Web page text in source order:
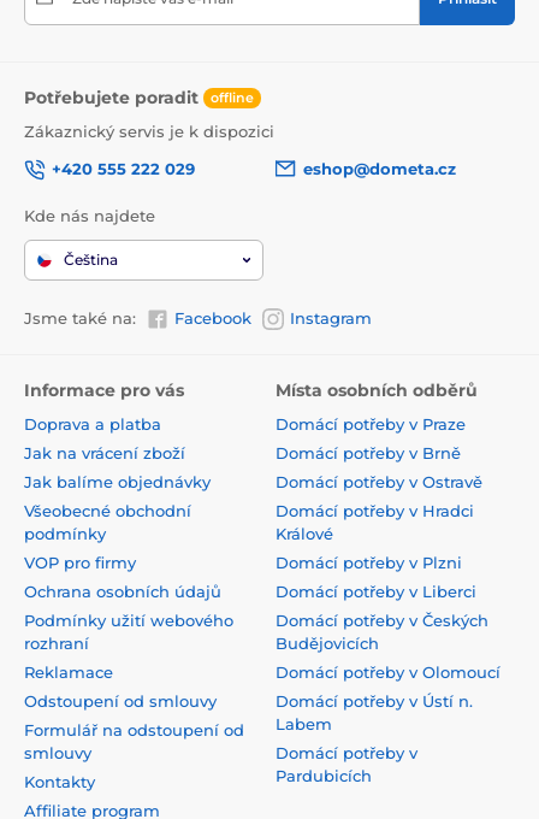
Potřebujete poradit offline
Zákaznický servis je k dispozici
+420 555 222 029
eshop@dometa.cz
Kde nás najdete
Čeština
Jsme také na: Facebook Instagram
Informace pro vás
Doprava a platba
Jak na vrácení zboží
Jak balíme objednávky
Všeobecné obchodní
podmínky
VOP pro firmy
Ochrana osobních údajů
Podmínky užití webového
rozhraní
Reklamace
Odstoupení od smlouvy
Formulář na odstoupení od
smlouvy
Kontakty
Affiliate program
Místa osobních odběrů
Domácí potřeby v Praze
Domácí potřeby v Brně
Domácí potřeby v Ostravě
Domácí potřeby v Hradci
Králové
Domácí potřeby v Plzni
Domácí potřeby v Liberci
Domácí potřeby v Českých
Budějovicích
Domácí potřeby v Olomoucí
Domácí potřeby v Ústí n.
Labem
Domácí potřeby v
Pardubicích